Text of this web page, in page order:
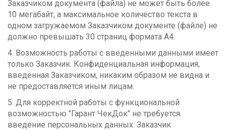
Заказчиком документа (файла) не может быть более
10 мегабайт, а максимальное количество текста в
одном загружаемом Заказчиком документе (файле) не
должно превышать 30 страниц формата А4.
4. Возможность работы с введенными данными имеет
только Заказчик. Конфиденциальная информация,
введенная Заказчиком, никаким образом не видна и
не предоставляется иным лицам.
5. Для корректной работы с функциональной
возможностью "Гарант ЧекДок" не требуется
введение персональных данных. Заказчик